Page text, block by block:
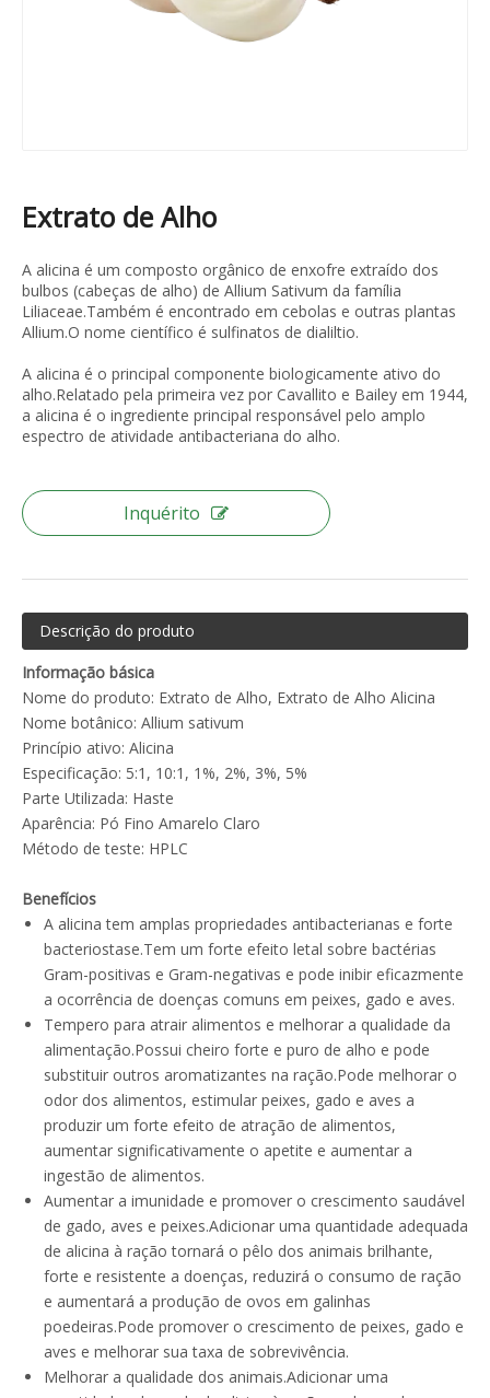
Extrato de Alho
A alicina é um composto orgânico de enxofre extraído dos
bulbos (cabeças de alho) de Allium Sativum da família
Liliaceae.Também é encontrado em cebolas e outras plantas
Allium.O nome científico é sulfinatos de dialiltio.
A alicina é o principal componente biologicamente ativo do
alho.Relatado pela primeira vez por Cavallito e Bailey em 1944,
a alicina é o ingrediente principal responsável pelo amplo
espectro de atividade antibacteriana do alho.
Inquérito
Descrição do produto
Informação básica
Nome do produto: Extrato de Alho, Extrato de Alho Alicina
Nome botânico: Allium sativum
Princípio ativo: Alicina
Especificação: 5:1, 10:1, 1%, 2%, 3%, 5%
Parte Utilizada: Haste
Aparência: Pó Fino Amarelo Claro
Método de teste: HPLC
Benefícios
A alicina tem amplas propriedades antibacterianas e forte
bacteriostase.Tem um forte efeito letal sobre bactérias
Gram-positivas e Gram-negativas e pode inibir eficazmente
a ocorrência de doenças comuns em peixes, gado e aves.
Tempero para atrair alimentos e melhorar a qualidade da
alimentação.Possui cheiro forte e puro de alho e pode
substituir outros aromatizantes na ração.Pode melhorar o
odor dos alimentos, estimular peixes, gado e aves a
produzir um forte efeito de atração de alimentos,
aumentar significativamente o apetite e aumentar a
ingestão de alimentos.
Aumentar a imunidade e promover o crescimento saudável
de gado, aves e peixes.Adicionar uma quantidade adequada
de alicina à ração tornará o pêlo dos animais brilhante,
forte e resistente a doenças, reduzirá o consumo de ração
e aumentará a produção de ovos em galinhas
poedeiras.Pode promover o crescimento de peixes, gado e
aves e melhorar sua taxa de sobrevivência.
Melhorar a qualidade dos animais.Adicionar uma